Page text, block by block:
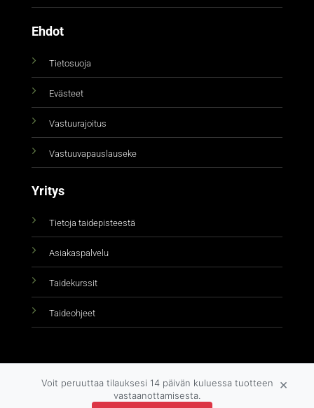
Ehdot
Tietosuoja
Evästeet
Vastuurajoitus
Vastuuvapauslauseke
Yritys
Tietoja taidepisteestä
Asiakaspalvelu
Taidekurssit
Taideohjeet
Voit peruuttaa tilauksesi 14 päivän kuluessa tuotteen
vastaanottamisesta.
×